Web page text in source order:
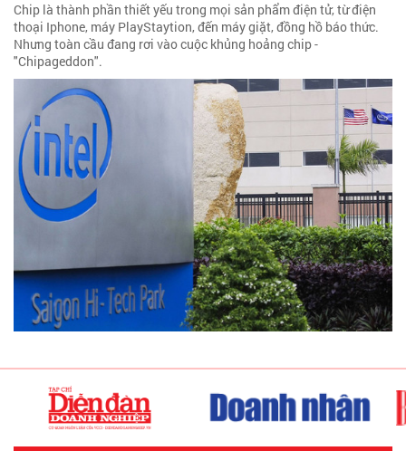
Chip là thành phần thiết yếu trong mọi sản phẩm điện tử, từ điện
thoại Iphone, máy PlayStaytion, đến máy giặt, đồng hồ báo thức.
Nhưng toàn cầu đang rơi vào cuộc khủng hoảng chip -
"Chipageddon".